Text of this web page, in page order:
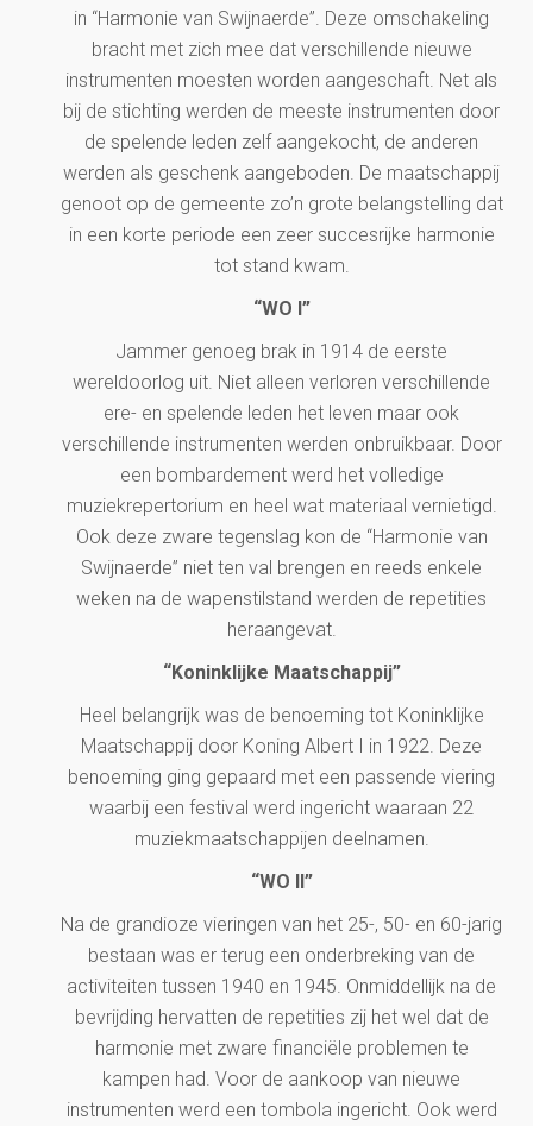
in “Harmonie van Swijnaerde”. Deze omschakeling
bracht met zich mee dat verschillende nieuwe
instrumenten moesten worden aangeschaft. Net als
bij de stichting werden de meeste instrumenten door
de spelende leden zelf aangekocht, de anderen
werden als geschenk aangeboden. De maatschappij
genoot op de gemeente zo’n grote belangstelling dat
in een korte periode een zeer succesrijke harmonie
tot stand kwam.
“WO I”
Jammer genoeg brak in 1914 de eerste
wereldoorlog uit. Niet alleen verloren verschillende
ere- en spelende leden het leven maar ook
verschillende instrumenten werden onbruikbaar. Door
een bombardement werd het volledige
muziekrepertorium en heel wat materiaal vernietigd.
Ook deze zware tegenslag kon de “Harmonie van
Swijnaerde” niet ten val brengen en reeds enkele
weken na de wapenstilstand werden de repetities
heraangevat.
“Koninklijke Maatschappij”
Heel belangrijk was de benoeming tot Koninklijke
Maatschappij door Koning Albert I in 1922. Deze
benoeming ging gepaard met een passende viering
waarbij een festival werd ingericht waaraan 22
muziekmaatschappijen deelnamen.
“WO II”
Na de grandioze vieringen van het 25-, 50- en 60-jarig
bestaan was er terug een onderbreking van de
activiteiten tussen 1940 en 1945. Onmiddellijk na de
bevrijding hervatten de repetities zij het wel dat de
harmonie met zware financiële problemen te
kampen had. Voor de aankoop van nieuwe
instrumenten werd een tombola ingericht. Ook werd